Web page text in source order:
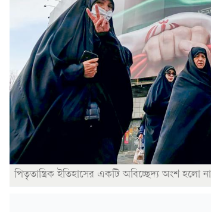
পিতৃতান্ত্রিক ইতিহাসের একটি অবিচ্ছেদ্য অংশ হলো